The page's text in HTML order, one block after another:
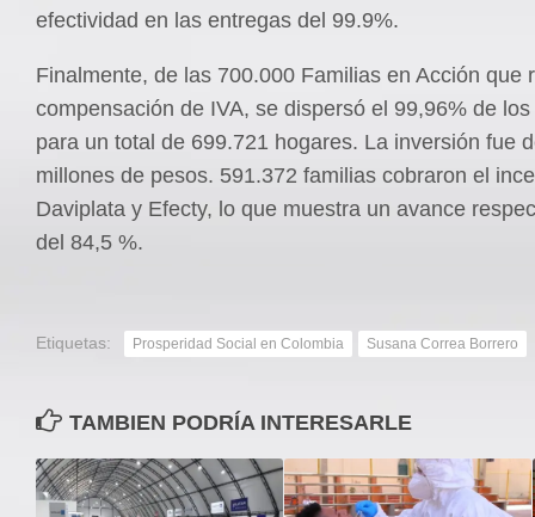
efectividad en las entregas del 99.9%.
Finalmente, de las 700.000 Familias en Acción que
compensación de IVA, se dispersó el 99,96% de
para un total de 699.721 hogares. La inversión fue
millones de pesos. 591.372 familias cobraron el
Daviplata y Efecty, lo que muestra un avance
del 84,5 %.
Etiquetas: Prosperidad Social en Colombia Susana Correa Borrero
TAMBIEN PODRÍA INTERESARLE